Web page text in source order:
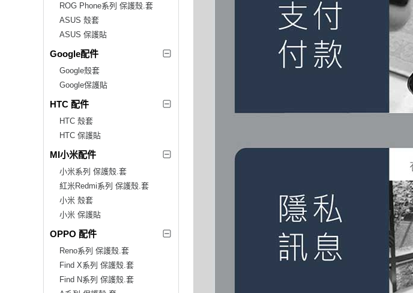
ROG Phone系列 保護殼.套
ASUS 殼套
ASUS 保護貼
Google配件
Google殼套
Google保護貼
HTC 配件
HTC 殼套
HTC 保護貼
MI小米配件
小米系列 保護殼.套
紅米Redmi系列 保護殼.套
小米 殼套
小米 保護貼
OPPO 配件
Reno系列 保護殼.套
Find X系列 保護殼.套
Find N系列 保護殼.套